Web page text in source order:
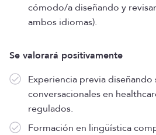
cómodo/a diseñando y
ambos idiomas).
Se valorará positivamente
Experiencia previa diseñando
conversacionales en
regulados.
Formación en lingüística